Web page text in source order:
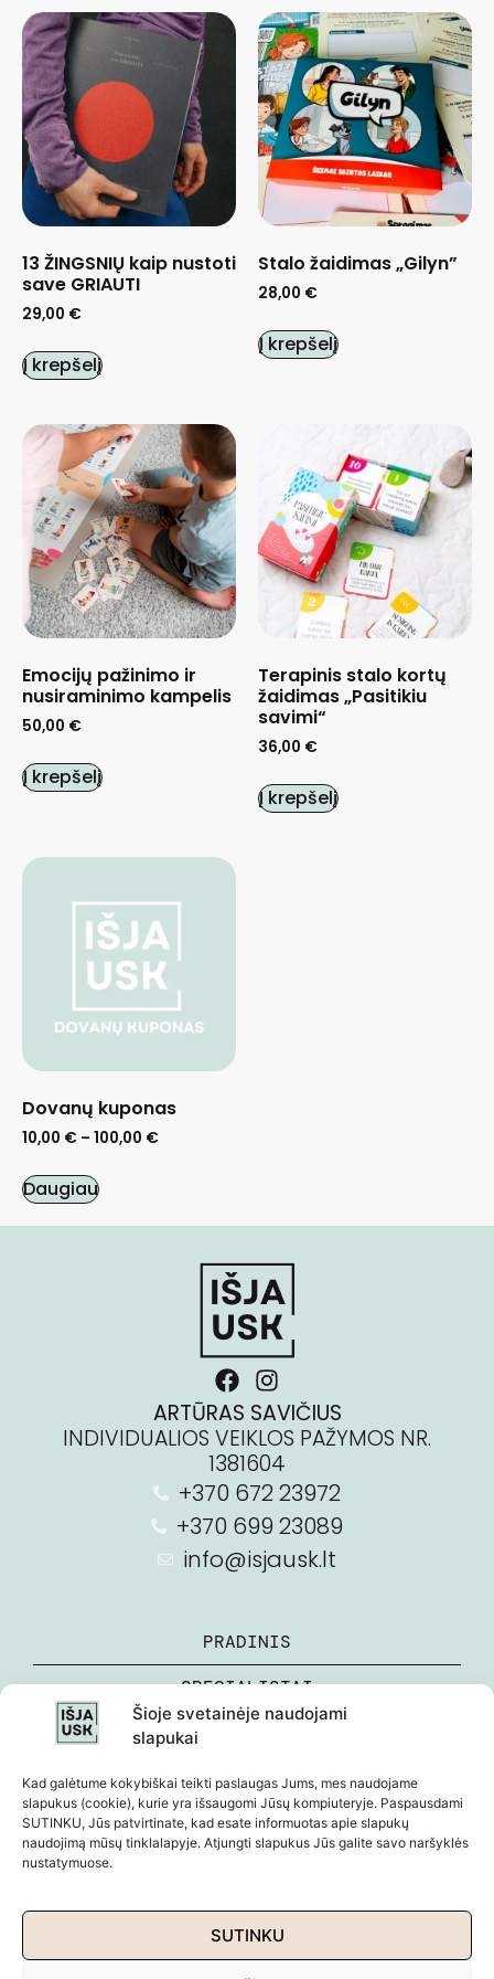
Šioje svetainėje naudojami
slapukai
Kad galėtume kokybiškai teikti paslaugas Jums, mes naudojame
slapukus (cookie), kurie yra išsaugomi Jūsų kompiuteryje. Paspausdami
SUTINKU, Jūs patvirtinate, kad esate informuotas apie slapukų
naudojimą mūsų tinklalapyje. Atjungti slapukus Jūs galite savo naršyklės
nustatymuose.
SUTINKU
13 ŽINGSNIŲ kaip nustoti
save GRIAUTI
29,00 €
Į krepšelį
Stalo žaidimas „Gilyn”
28,00 €
Į krepšelį
Emocijų pažinimo ir
nusiraminimo kampelis
50,00 €
Į krepšelį
Terapinis stalo kortų
žaidimas „Pasitikiu
savimi“
36,00 €
Į krepšelį
Dovanų kuponas
10,00 € – 100,00 €
Daugiau
PRADINIS
SPECIALISTAI
ARTŪRAS SAVIČIUS
INDIVIDUALIOS VEIKLOS PAŽYMOS NR.
1381604
+370 672 23972
+370 699 23089
info@isjausk.lt
MOKYMAI
PREKĖS